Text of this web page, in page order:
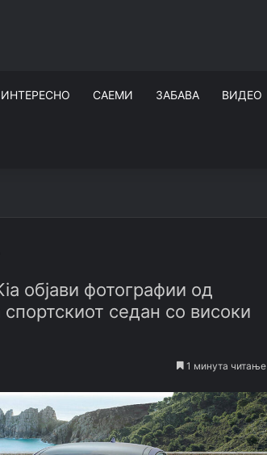
ИНТЕРЕСНО САЕМИ ЗАБАВА ВИДЕО
објави фотографии од
седан со високи
1 минута читање